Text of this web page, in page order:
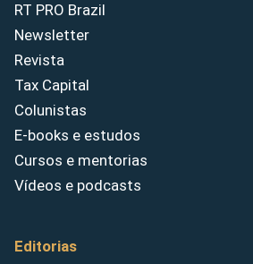
RT PRO Brazil
Newsletter
Revista
Tax Capital
Colunistas
E-books e estudos
Cursos e mentorias
Vídeos e podcasts
Editorias